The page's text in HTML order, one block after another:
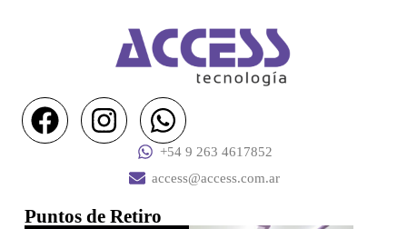
+54 9 263 4617852
access@access.com.ar
Puntos de Retiro